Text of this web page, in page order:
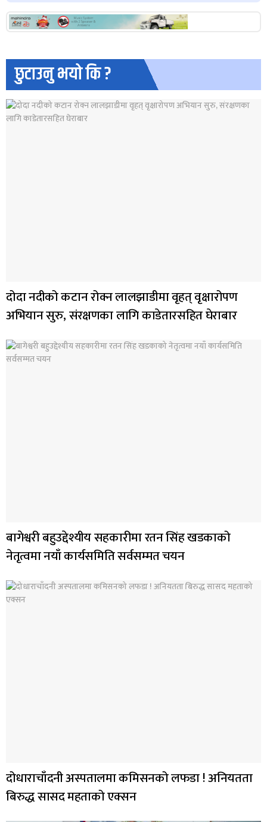
छुटाउनु भयो कि ?
दोदा नदीको कटान रोक्न लालझाडीमा वृहत् वृक्षारोपण
अभियान सुरु, संरक्षणका लागि काडेतारसहित घेराबार
बागेश्वरी बहुउद्देश्यीय सहकारीमा रतन सिंह खडकाको
नेतृत्वमा नयाँ कार्यसमिति सर्वसम्मत चयन
दोधाराचाँदनी अस्पतालमा कमिसनको लफडा ! अनियतता
बिरुद्ध सासद महताको एक्सन